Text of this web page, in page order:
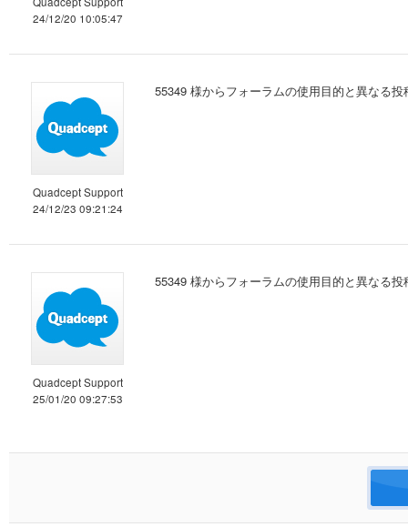
24/12/20 10:05:47
Quadcept Support
24/12/23 09:21:24
55349 様からフォーラムの使用目的と異なる
Quadcept Support
25/01/20 09:27:53
55349 様からフォーラムの使用目的と異なる